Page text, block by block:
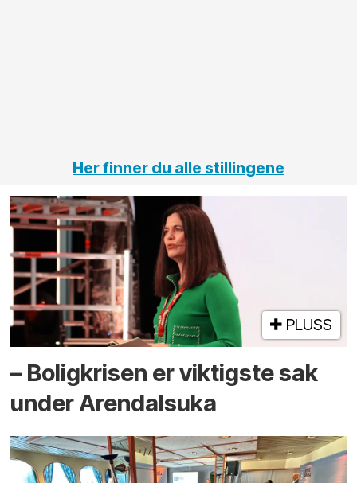
Her finner du alle stillingene
PLUSS
– Boligkrisen er viktigste sak
under Arendalsuka